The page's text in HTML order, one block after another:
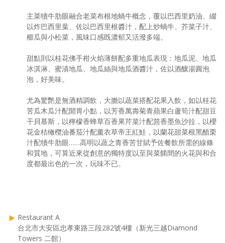
主菜犢牛肋眼融合老菜布根地蝸牛概念，覆以巴西里奶油、綴
以炸巴西里葉、佐以巴西里根醬汁，配上炒蝸牛、芥菜子汁、
櫛瓜與小松菜，風味口感既濃郁又活潑多端。
甜點則以桂花佛手柑火焰薄餅配多重地瓜表現：地瓜泥、地瓜
冰淇淋、蜜漬地瓜、地瓜絲與地瓜酒醬汁，佐以酒釀湯圓泡
泡，好美味。
尤為驚艷是無酒精調飲，大膽以蔬菜搭配花果入飲，如以桂花
苦瓜木瓜汁配開胃小點，以芳香萬壽菊青蘋果白蘆筍汁配甜豆
干貝慕斯，以檸檬香蜂草百香果芹菜汁配茴香墨魚沙拉，以櫻
花金桔橄欖油番茄汁配薰衣草帝王紅鮭，以蘭花甜菜根黑醋栗
汁配犢牛肋眼……高明以蔬之青香苦甘賦予佐餐飲所需的線條
和質地，可算近來從創意的獨特度以至與菜餚間的火花與和合
度都最出色的一次，玩味不已。
Restaurant A
台北市大安區忠孝東路三段282號4樓（新光三越Diamond
Towers 二館）